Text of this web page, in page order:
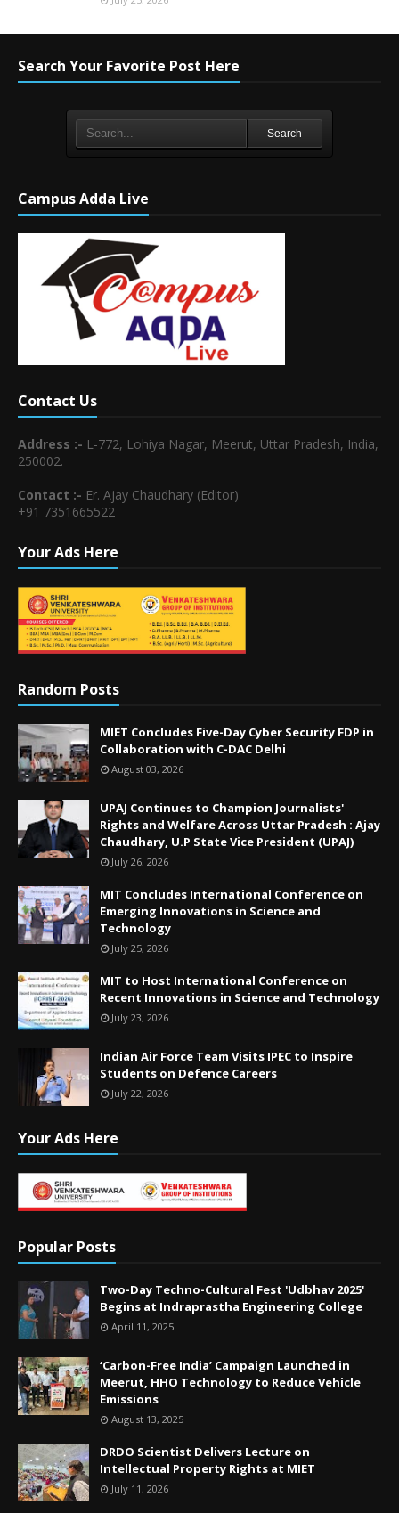
Search Your Favorite Post Here
Search
Campus Adda Live
Contact Us
Address :- L-772, Lohiya Nagar, Meerut, Uttar Pradesh, India,
250002.
Contact :- Er. Ajay Chaudhary (Editor)
+91 7351665522
Your Ads Here
Random Posts
MIET Concludes Five-Day Cyber Security FDP in
Collaboration with C-DAC Delhi
August 03, 2026
UPAJ Continues to Champion Journalists'
Rights and Welfare Across Uttar Pradesh : Ajay
Chaudhary, U.P State Vice President (UPAJ)
July 26, 2026
MIT Concludes International Conference on
Emerging Innovations in Science and
Technology
July 25, 2026
MIT to Host International Conference on
Recent Innovations in Science and Technology
July 23, 2026
Indian Air Force Team Visits IPEC to Inspire
Students on Defence Careers
July 22, 2026
Your Ads Here
Popular Posts
Two-Day Techno-Cultural Fest 'Udbhav 2025'
Begins at Indraprastha Engineering College
April 11, 2025
‘Carbon-Free India’ Campaign Launched in
Meerut, HHO Technology to Reduce Vehicle
Emissions
August 13, 2025
DRDO Scientist Delivers Lecture on
Intellectual Property Rights at MIET
July 11, 2026